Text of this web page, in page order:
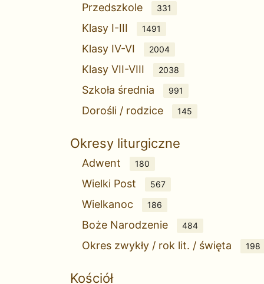
Przedszkole 331
Klasy I-III 1491
Klasy IV-VI 2004
Klasy VII-VIII 2038
Szkoła średnia 991
Dorośli / rodzice 145
Okresy liturgiczne
Adwent 180
Wielki Post 567
Wielkanoc 186
Boże Narodzenie 484
Okres zwykły / rok lit. / święta 198
Kościół